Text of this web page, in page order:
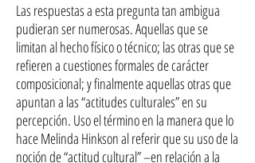
Las respuestas a esta pregunta tan ambigua
pudieran ser numerosas. Aquellas que se
limitan al hecho físico o técnico; las otras que se
refieren a cuestiones formales de carácter
composicional; y finalmente aquellas otras que
apuntan a las “actitudes culturales” en su
percepción. Uso el término en la manera que lo
hace Melinda Hinkson al referir que su uso de la
noción de “actitud cultural” –en relación a la